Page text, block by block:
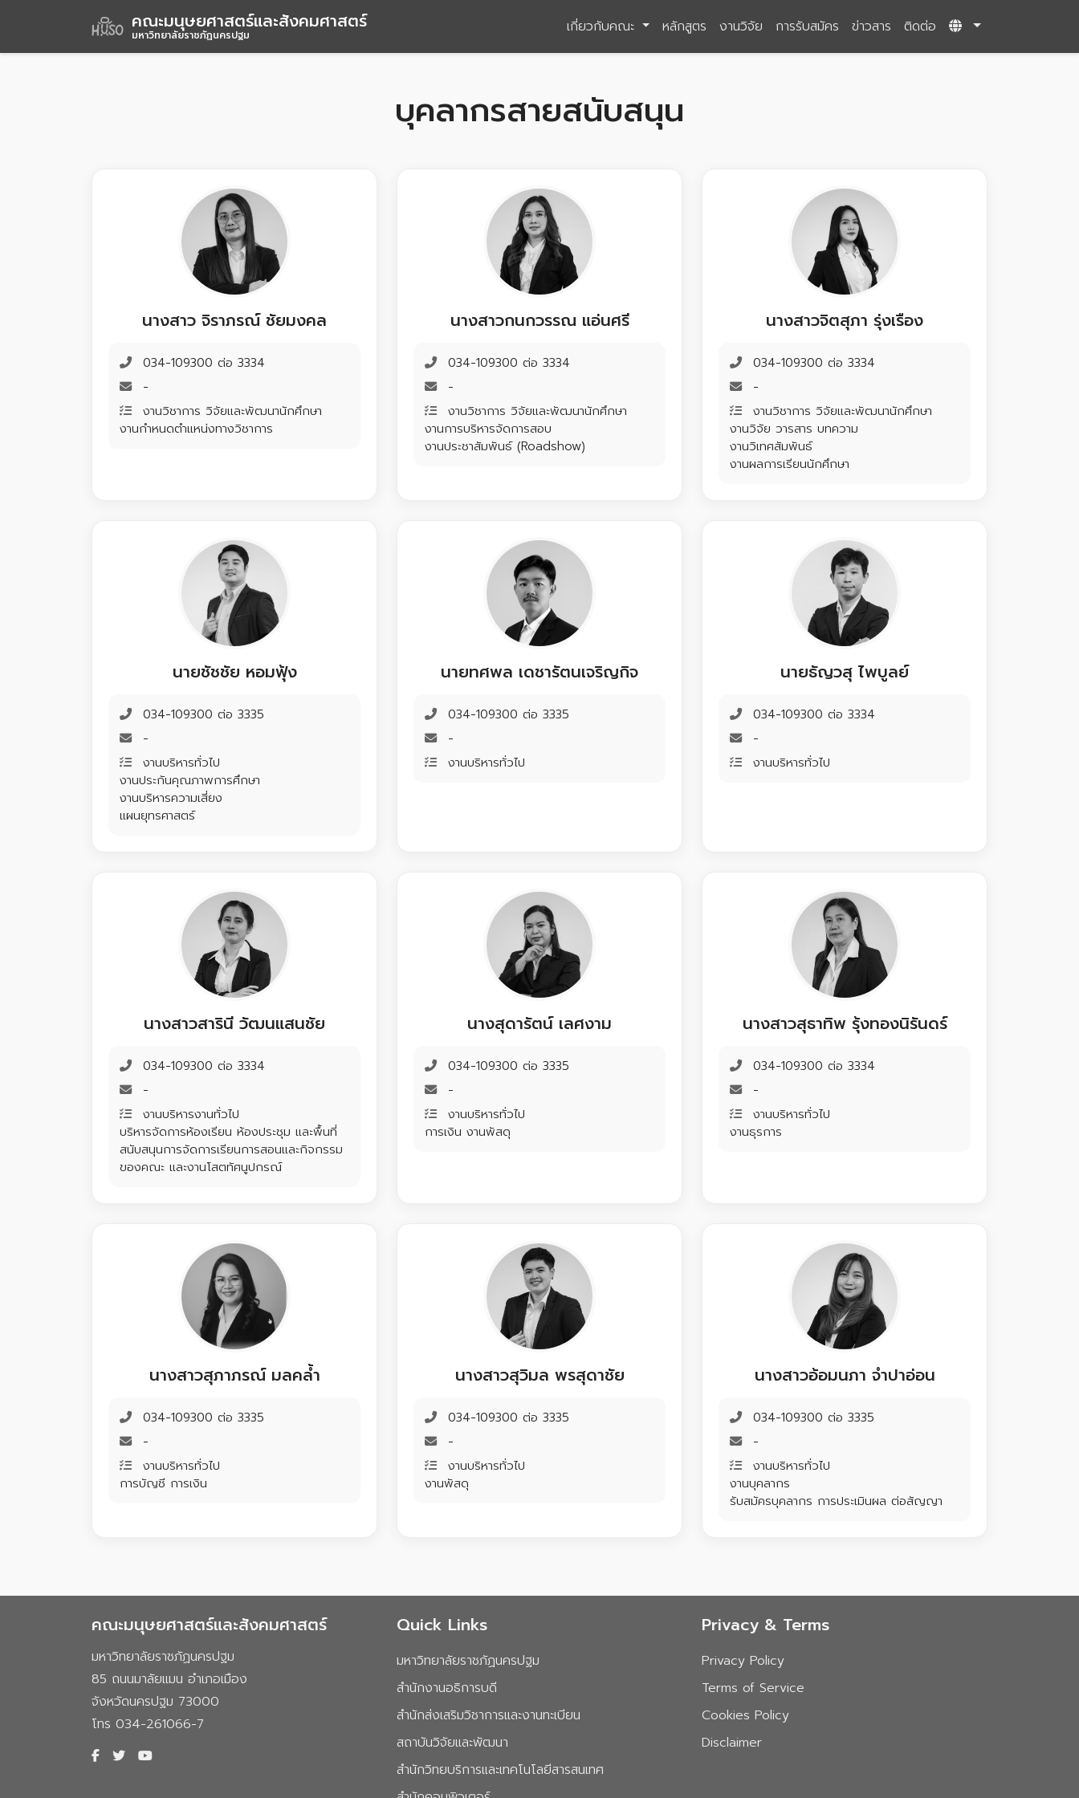
คณะมนุษยศาสตร์และสังคมศาสตร์
มหาวิทยาลัยราชภัฏนครปฐม เกี่ยวกับคณะ หลักสูตร งานวิจัย การรับสมัคร ข่าวสาร ติดต่อ
บุคลากรสายสนับสนุน
นางสาว จิราภรณ์ ชัยมงคล
034-109300 ต่อ 3334
-
งานวิชาการ วิจัยและพัฒนานักศึกษา
งานกำหนดตำแหน่งทางวิชาการ
นางสาวกนกวรรณ แอ่นศรี
034-109300 ต่อ 3334
-
งานวิชาการ วิจัยและพัฒนานักศึกษา
งานการบริหารจัดการสอบ
งานประชาสัมพันธ์ (Roadshow)
นางสาวจิตสุภา รุ่งเรือง
034-109300 ต่อ 3334
-
งานวิชาการ วิจัยและพัฒนานักศึกษา
งานวิจัย วารสาร บทความ
งานวิเทศสัมพันธ์
งานผลการเรียนนักศึกษา
นายชัชชัย หอมฟุ้ง
034-109300 ต่อ 3335
-
งานบริหารทั่วไป
งานประกันคุณภาพการศึกษา
งานบริหารความเสี่ยง
แผนยุทรศาสตร์
นายทศพล เดชารัตนเจริญกิจ
034-109300 ต่อ 3335
-
งานบริหารทั่วไป
นายธัญวสุ ไพบูลย์
034-109300 ต่อ 3334
-
งานบริหารทั่วไป
นางสาวสารินี วัฒนแสนชัย
034-109300 ต่อ 3334
-
งานบริหารงานทั่วไป
บริหารจัดการห้องเรียน ห้องประชุม และพื้นที่
สนับสนุนการจัดการเรียนการสอนและกิจกรรม
ของคณะ และงานโสตทัศนูปกรณ์
นางสุดารัตน์ เลศงาม
034-109300 ต่อ 3335
-
งานบริหารทั่วไป
การเงิน งานพัสดุ
นางสาวสุธาทิพ รุ้งทองนิรันดร์
034-109300 ต่อ 3334
-
งานบริหารทั่วไป
งานธุรการ
นางสาวสุภาภรณ์ มลคล้ำ
034-109300 ต่อ 3335
-
งานบริหารทั่วไป
การบัญชี การเงิน
นางสาวสุวิมล พรสุดาชัย
034-109300 ต่อ 3335
-
งานบริหารทั่วไป
งานพัสดุ
นางสาวอ้อมนภา จำปาอ่อน
034-109300 ต่อ 3335
-
งานบริหารทั่วไป
งานบุคลากร
รับสมัครบุคลากร การประเมินผล ต่อสัญญา
คณะมนุษยศาสตร์และสังคมศาสตร์
มหาวิทยาลัยราชภัฏนครปฐม
85 ถนนมาลัยแมน อำเภอเมือง
จังหวัดนครปฐม 73000
โทร 034-261066-7
Quick Links
มหาวิทยาลัยราชภัฏนครปฐม
สำนักงานอธิการบดี
สำนักส่งเสริมวิชาการและงานทะเบียน
สถาบันวิจัยและพัฒนา
สำนักวิทยบริการและเทคโนโลยีสารสนเทศ
Privacy & Terms
Privacy Policy
Terms of Service
Cookies Policy
Disclaimer